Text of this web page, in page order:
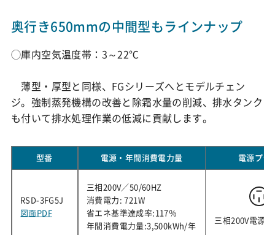
奥行き650mmの中間型もラインナップ
◯庫内空気温度帯：3～22℃
薄型・厚型と同様、FGシリーズへとモデルチェン
ジ。強制蒸発機構の改善と除霜水量の削減、排水タンク
も付いて排水処理作業の低減に貢献します。
型番 電源・年間消費電力量 電源プラ
RSD-3FG5J
図面PDF
三相200V／50/60HZ
消費電力: 721W
省エネ基準達成率:117％
年間消費電力量:3,500kWh/年
三相200V電源